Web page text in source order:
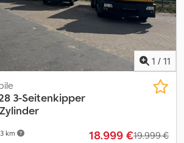
1 / 11
km
3-Seitenkipper
18.999 €19.999 €